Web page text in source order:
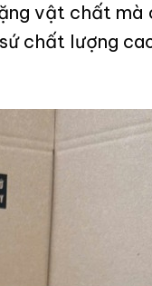
vật chất mà
chất lượng